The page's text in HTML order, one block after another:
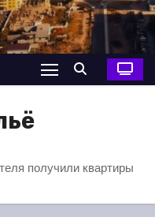
получили квартиры